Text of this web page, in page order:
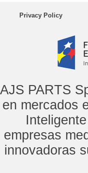
Privacy Policy
AJS PARTS
en mercados
empresas
innovadoras